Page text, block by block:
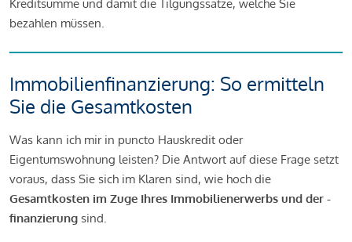
Kreditsumme und damit die Tilgungssätze, welche Sie
bezahlen müssen.
Immobilienfinanzierung: So ermitteln
Sie die Gesamtkosten
Was kann ich mir in puncto Hauskredit oder
Eigentumswohnung leisten? Die Antwort auf diese Frage setzt
voraus, dass Sie sich im Klaren sind, wie hoch die
Gesamtkosten im Zuge Ihres Immobilienerwerbs und der -
finanzierung sind.